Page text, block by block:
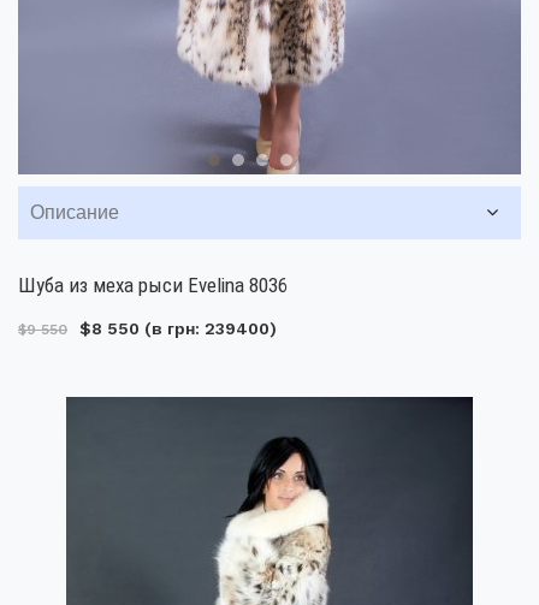
Описание
Шуба из меха рыси Evelina 8036
$9 550 $8 550 (в грн: 239400)